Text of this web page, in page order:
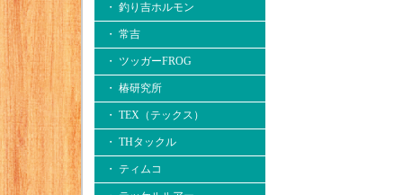
・ 釣り吉ホルモン
・ 常吉
・ ツッガーFROG
・ 椿研究所
・ TEX（テックス）
・ THタックル
・ ティムコ